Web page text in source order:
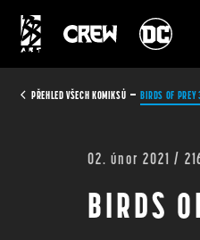
PŘEHLED VŠECH KOMIKSŮ BIRDS OF PREY
02. únor 2021 /
BIRDS